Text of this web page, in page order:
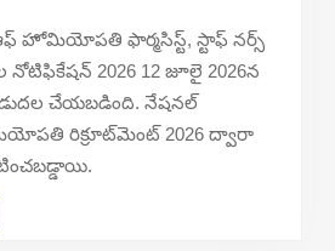
హోమియోపతి ఫార్మసిస్ట్, స్టాఫ్ నర్స్
2026 12 జూలై 2026న
చేయబడింది. నేషనల్
రిక్రూట్‌మెంట్ 2026 ద్వారా